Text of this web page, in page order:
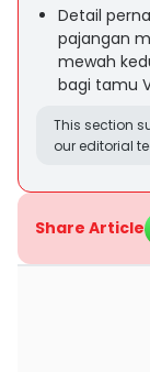
Detail
pajangan
mewah
bagi tamu
This section
our editorial
Share Article